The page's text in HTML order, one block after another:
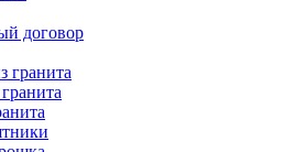
договор
гранита